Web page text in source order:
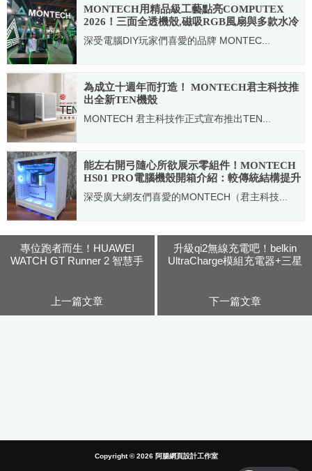
MONTECH用精品級工藝點亮COMPUTEX
2026！三面全透機殼,磁吸RGB風扇與多款水冷
系統深獲電腦DIY玩家們目光
深受電腦DIY玩家們喜愛的品牌 MONTEC...
2026.06.07
為成立十週年而打造！ MONTECH君主科技推
出全新TEN機殼
MONTECH 君主科技作正式宣布推出TEN...
2026.07.13
能左右開弓隨心所欲展示零組件！MONTECH
HS01 PRO電腦機殼開箱介紹：較傳統結構提升
約 10% 散熱效能
深受廣大網友們喜愛的MONTECH（君主科技...
專位跑者而生！HUAWEI
WATCH GT Runner 2 智慧手
專業馬拉松模式
上一篇文章
升級qi2無線充電吧！belkin
UltraCharge模組充電器+三星
Apple的最佳充電配件！
下一篇文章
Copyright © 2026 阿腸網頁設計工作室